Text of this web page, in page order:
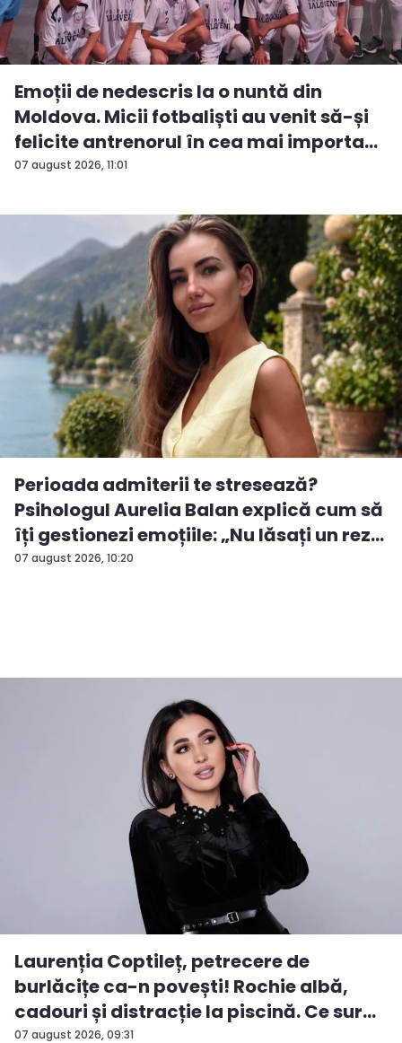
07 august 2026, 11:01
Emoții de nedescris la o nuntă din
Moldova. Micii fotbaliști au venit să-și
felicite antrenorul în cea mai importa...
07 august 2026, 10:20
Perioada admiterii te stresează?
Psihologul Aurelia Balan explică cum să
îți gestionezi emoțiile: „Nu lăsați un rez...
07 august 2026, 09:31
Laurenția Coptileț, petrecere de
burlăcițe ca-n povești! Rochie albă,
cadouri și distracție la piscină. Ce sur...